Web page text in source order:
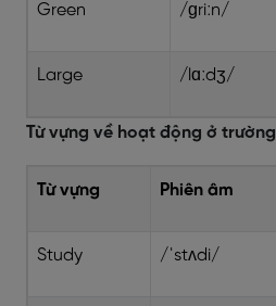
Green /ɡriːn/
Large /lɑːdʒ/
Từ vựng về hoạt động ở trường
Từ vựng Phiên âm
Study /ˈstʌdi/